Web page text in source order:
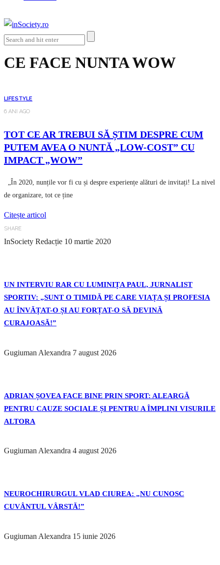
CE FACE NUNTA WOW
LIFESTYLE
6 ANI AGO
TOT CE AR TREBUI SĂ ȘTIM DESPRE CUM
PUTEM AVEA O NUNTĂ „LOW-COST” CU
IMPACT „WOW”
„În 2020, nunțile vor fi cu și despre experiențe alături de invitați! La nivel
de organizare, tot ce ține
Citește articol
SHARE
InSociety Redacție 10 martie 2020
UN INTERVIU RAR CU LUMINIȚA PAUL, JURNALIST
SPORTIV: „SUNT O TIMIDĂ PE CARE VIAȚA ȘI PROFESIA
AU ÎNVĂȚAT-O ȘI AU FORȚAT-O SĂ DEVINĂ
CURAJOASĂ!”
Gugiuman Alexandra 7 august 2026
ADRIAN ȘOVEA FACE BINE PRIN SPORT: ALEARGĂ
PENTRU CAUZE SOCIALE ȘI PENTRU A ÎMPLINI VISURILE
ALTORA
Gugiuman Alexandra 4 august 2026
NEUROCHIRURGUL VLAD CIUREA: „NU CUNOSC
CUVÂNTUL VÂRSTĂ!”
Gugiuman Alexandra 15 iunie 2026